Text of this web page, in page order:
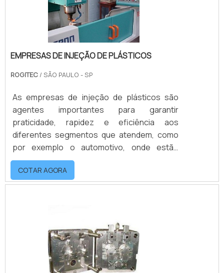
EMPRESAS DE INJEÇÃO DE PLÁSTICOS
ROGITEC / SÃO PAULO - SP
As empresas de injeção de plásticos são
agentes importantes para garantir
praticidade, rapidez e eficiência aos
diferentes segmentos que atendem, como
por exemplo o automotivo, onde estão
presentes uma vasta linha de peças
injetadas. Trabalhando com a confecção de
moldes e peças, essas empresas têm que
demandas.Além do mais, é importante que
essas empresas possuam: Disponibilidade
de prazos e demandas; Equ.
COTAR AGORA